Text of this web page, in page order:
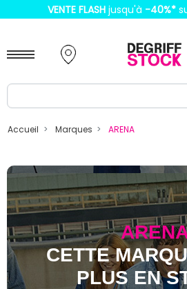
VENTE FLASH jusqu'à -40%*
Accueil Marques ARENA
CETTE
PLUS EN